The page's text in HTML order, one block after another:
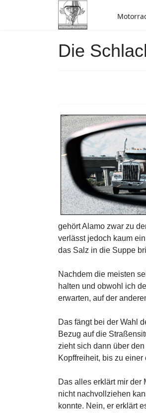
Die
gehört Alamo zwar zu
verlässt jedoch kaum
das Salz in die Suppe
Nachdem die meisten
halten und obwohl ich
erwarten, auf der
Das fängt bei der Wahl
Bezug auf die
zieht sich dann über
Kopffreiheit, bis zu
Das alles erklärt mir der
nicht nachvollziehen
konnte. Nein, er erklärt